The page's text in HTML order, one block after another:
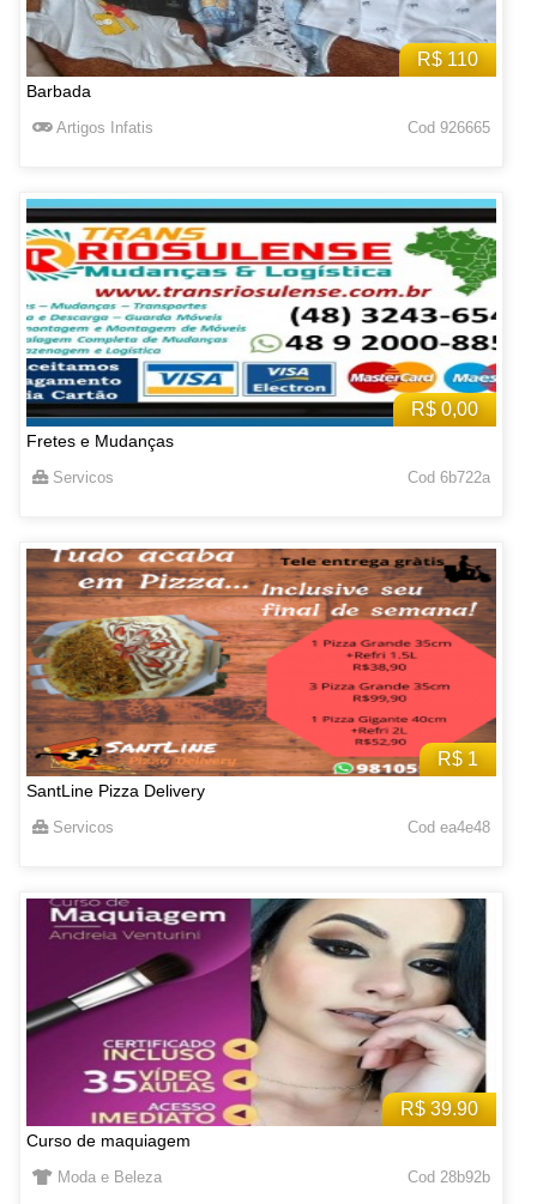
R$ 110
Barbada
Artigos Infatis Cod 926665
R$ 0,00
Fretes e Mudanças
Servicos Cod 6b722a
R$ 1
SantLine Pizza Delivery
Servicos Cod ea4e48
R$ 39.90
Curso de maquiagem
Moda e Beleza Cod 28b92b